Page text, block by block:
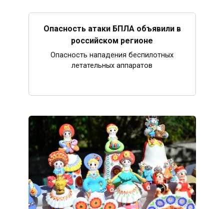
Опасность атаки БПЛА объявили в
российском регионе
Опасность нападения беспилотных
летательных аппаратов